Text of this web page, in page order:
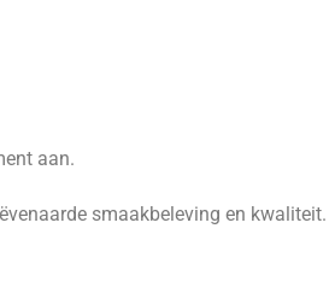
aan.
smaakbeleving en kwaliteit.